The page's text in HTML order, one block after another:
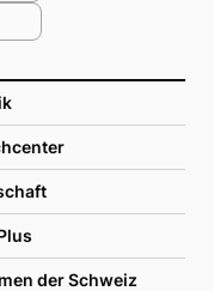
der Schweiz